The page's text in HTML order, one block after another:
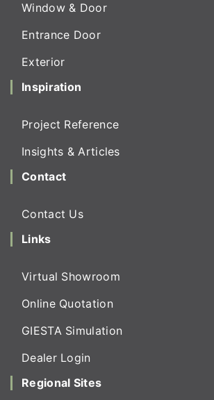
Window & Door
Entrance Door
Exterior
Inspiration
Project Reference
Insights & Articles
Contact
Contact Us
Links
Virtual Showroom
Online Quotation
GIESTA Simulation
Dealer Login
Regional Sites